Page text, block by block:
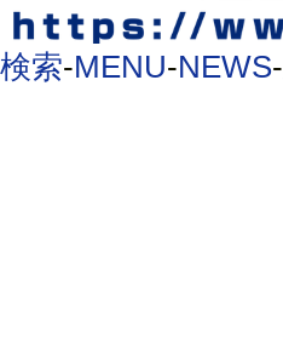
検索-MENU-NEWS-